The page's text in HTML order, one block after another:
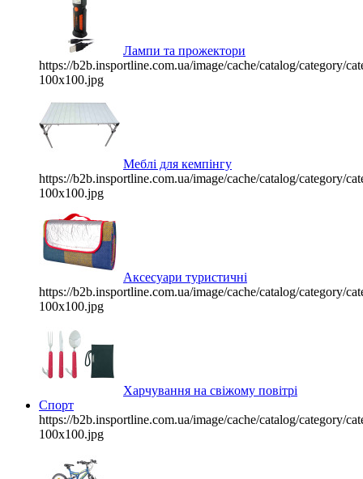
Лампи та прожектори
https://b2b.insportline.com.ua/image/cache/catalog/category/
100x100.jpg
Меблі для кемпінгу
https://b2b.insportline.com.ua/image/cache/catalog/category/
100x100.jpg
Аксесуари туристичні
https://b2b.insportline.com.ua/image/cache/catalog/category/
100x100.jpg
Харчування на свіжому повітрі
Спорт
https://b2b.insportline.com.ua/image/cache/catalog/category/
100x100.jpg